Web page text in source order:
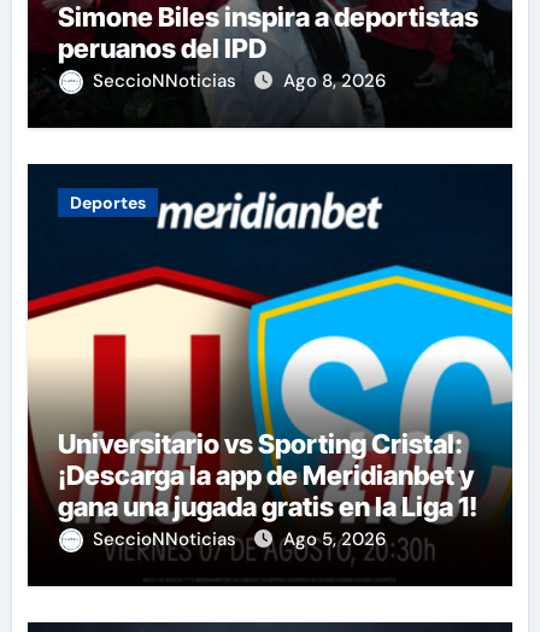
Simone Biles inspira a deportistas
peruanos del IPD
SeccioNNoticias Ago 8, 2026
Deportes
Universitario vs Sporting Cristal:
¡Descarga la app de Meridianbet y
gana una jugada gratis en la Liga 1!
SeccioNNoticias Ago 5, 2026